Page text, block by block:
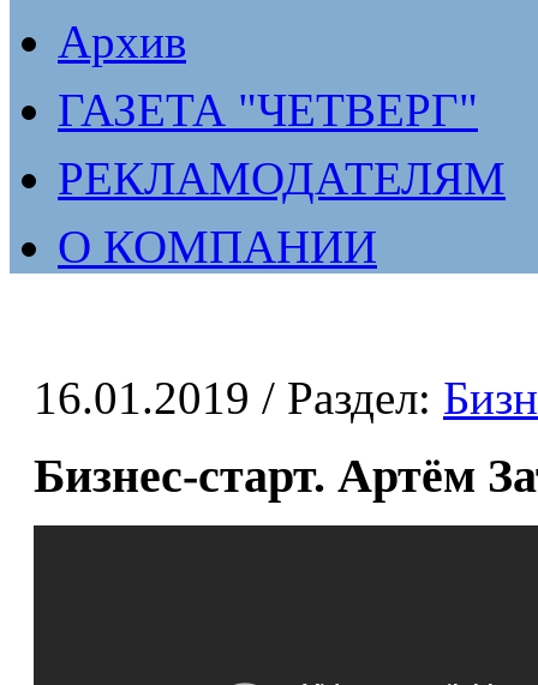
Архив
ГАЗЕТА "ЧЕТВЕРГ"
РЕКЛАМОДАТЕЛЯМ
О КОМПАНИИ
16.01.2019 / Раздел:
Бизнес-старт. Артём